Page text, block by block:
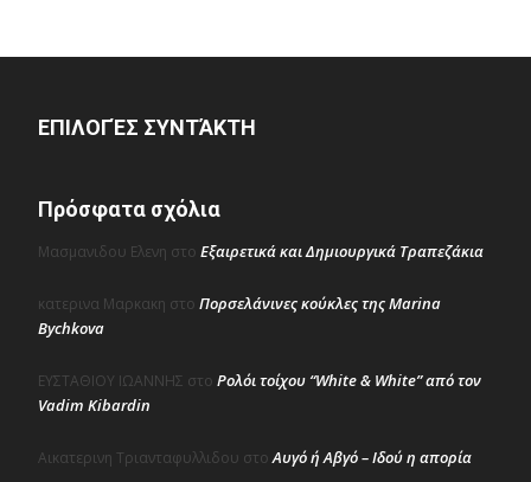
ΕΠΙΛΟΓΈΣ ΣΥΝΤΆΚΤΗ
Πρόσφατα σχόλια
Μασμανιδου Ελενη στο Εξαιρετικά και Δημιουργικά Τραπεζάκια
κατερινα Μαρκακη στο Πορσελάνινες κούκλες της Marina
Bychkova
ΕΥΣΤΑΘΙΟΥ ΙΩΑΝΝΗΣ στο Ρολόι τοίχου “White & White” από τον
Vadim Kibardin
Αικατερινη Τριανταφυλλιδου στοΑυγό ή Αβγό – Ιδού η απορία